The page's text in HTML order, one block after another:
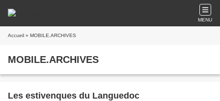
MENU
Accueil » MOBILE.ARCHIVES
MOBILE.ARCHIVES
Les estivenques du Languedoc